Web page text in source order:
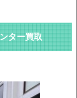
ター買取